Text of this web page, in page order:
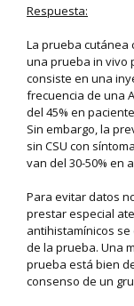
Respuesta:
La prueba cutánea
una prueba in vivo
consiste en una
frecuencia de una
del 45% en
Sin embargo, la
sin CSU con
van del 30-50% en
Para evitar datos
prestar especial
antihistamínicos
de la prueba. Una
prueba está bien
consenso de un